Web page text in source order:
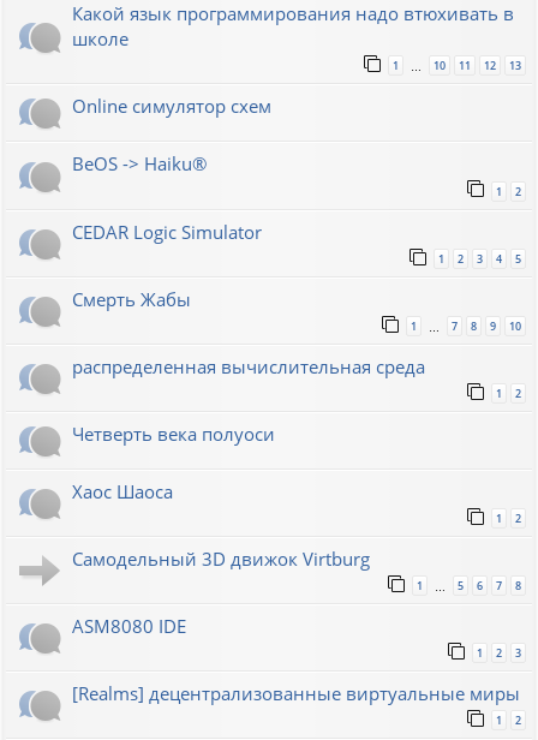
Какой язык программирования надо втюхивать в
школе
1 … 10 11 12 13
Online симулятор схем
BeOS -> Haiku®
1 2
CEDAR Logic Simulator
1 2 3 4 5
Смерть Жабы
1 7 8 9 10
распределенная вычислительная среда
1 2
Четверть века полуоси
Хаос Шаоса
1 2
Самодельный 3D движок Virtburg
1 5 6 7 8
ASM8080 IDE
1 2 3
[Realms] децентрализованные виртуальные миры
1 2